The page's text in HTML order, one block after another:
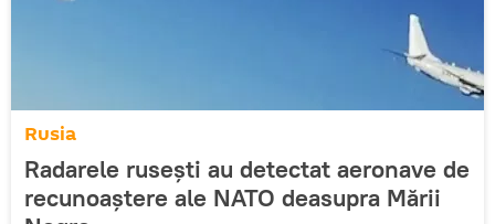
Rusia
Radarele rusești au detectat aeronave de
recunoaștere ale NATO deasupra Mării